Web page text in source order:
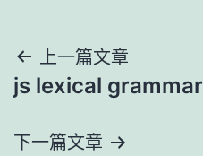
文
章
导
上一篇文章
js lexical grammar
下一篇文章